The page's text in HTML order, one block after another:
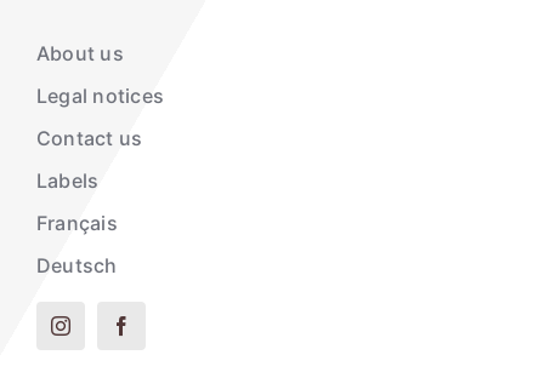
About us
Legal notices
Contact us
Labels
Français
Deutsch